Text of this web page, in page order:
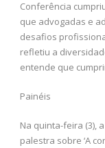
Conferência
que advogadas e
desafios
refletiu a
entende que
Painéis
Na quinta-feira (3),
palestra sobre ‘A